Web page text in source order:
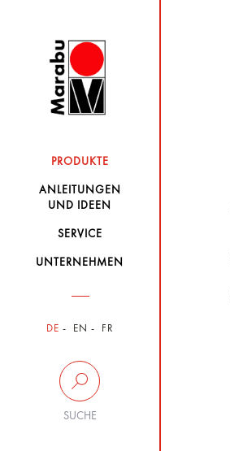
PRODUKTE
ANLEITUNGEN
UND IDEEN
SERVICE
UNTERNEHMEN
DE EN FR
SUCHE